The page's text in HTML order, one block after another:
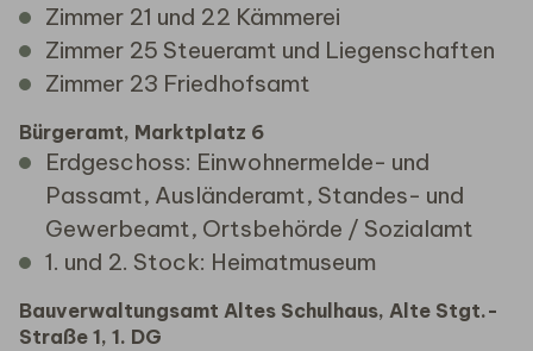
Zimmer 21 und 22 Kämmerei
Zimmer 25 Steueramt und Liegenschaften
Zimmer 23 Friedhofsamt
Bürgeramt, Marktplatz 6
Erdgeschoss: Einwohnermelde- und
Passamt, Ausländeramt, Standes- und
Gewerbeamt, Ortsbehörde / Sozialamt
1. und 2. Stock: Heimatmuseum
Bauverwaltungsamt Altes Schulhaus, Alte Stgt.-
Straße 1, 1. DG